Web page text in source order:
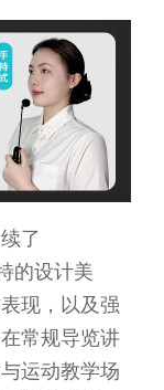
了
的设计美
现，以及强
常规导览讲
运动教学场